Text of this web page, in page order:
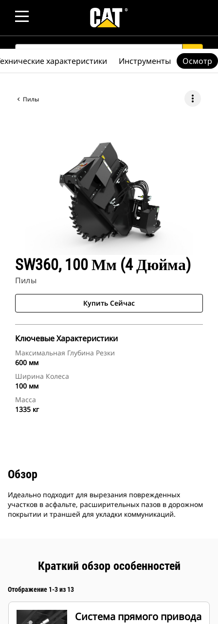
SEARCH search
Пилы more_vert
SW360, 100 Мм (4 Дюйма)
Пилы
Купить Сейчас
Ключевые Характеристики
Максимальная Глубина Резки
600 мм
Ширина Колеса
100 мм
Масса
1335 кг
характеристики Инструменты Осмотр
Обзор
Идеально подходит для вырезания поврежденных
участков в асфальте, расширительных пазов в дорожном
покрытии и траншей для укладки коммуникаций.
Краткий обзор особенностей
Отображение 1-3 из 13
Система прямого привода